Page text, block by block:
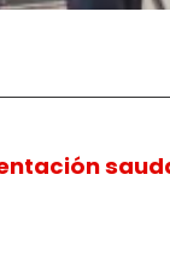
M€.
un 1,8%